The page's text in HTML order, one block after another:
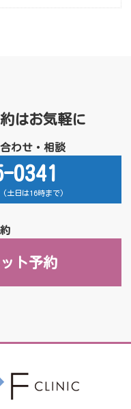
はお気軽に
わせ・相談
0341
土日は16時まで)
ト予約